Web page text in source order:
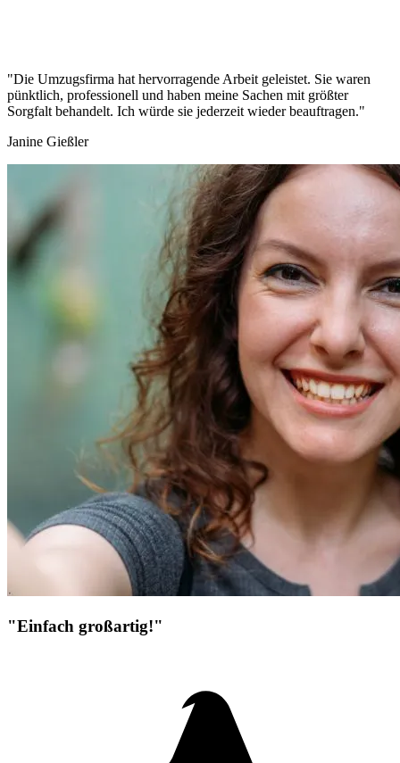
"Die Umzugsfirma hat hervorragende Arbeit geleistet. Sie waren
pünktlich, professionell und haben meine Sachen mit größter
Sorgfalt behandelt. Ich würde sie jederzeit wieder beauftragen."
Janine Gießler
"Einfach großartig!"